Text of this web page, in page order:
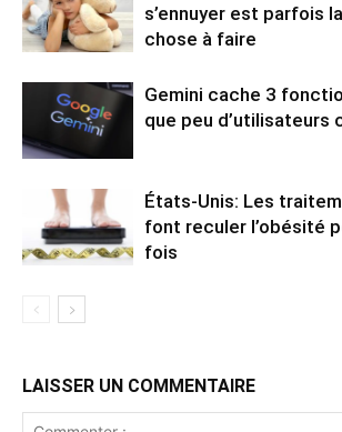
s’ennuyer est parfois
chose à faire
Gemini cache 3
que peu d’utilisateurs
États-Unis: Les
font reculer l’obésité
fois
LAISSER UN COMMENTAIRE